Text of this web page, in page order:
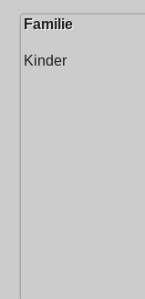
Familie
Kinder